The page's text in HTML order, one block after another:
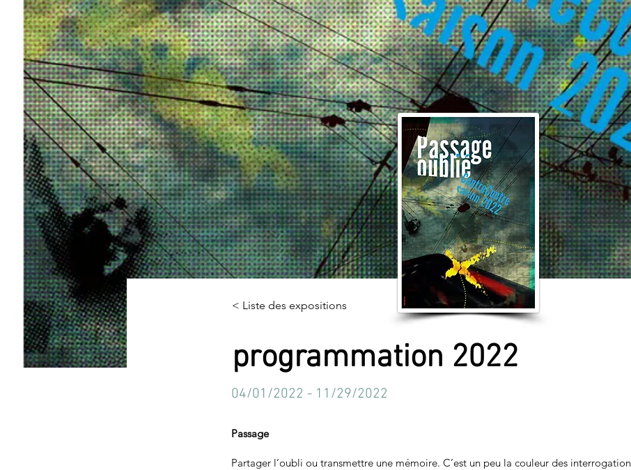
< Liste des expositions
programmation 2022
04/01/2022 - 11/29/2022
Passage
Partager l’oubli ou transmettre une mémoire. C’est un peu la couleur des